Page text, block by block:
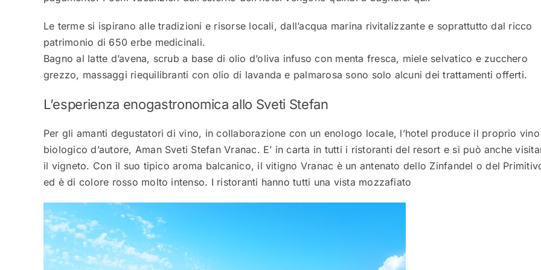
Le terme si ispirano alle tradizioni e risorse locali, dall’acqua marina rivitalizzante e soprattutto dal ricco
patrimonio di 650 erbe medicinali.
Bagno al latte d’avena, scrub a base di olio d’oliva infuso con menta fresca, miele selvatico e zucchero
grezzo, massaggi riequilibranti con olio di lavanda e palmarosa sono solo alcuni dei trattamenti offerti.
L’esperienza enogastronomica allo Sveti Stefan
Per gli amanti degustatori di vino, in collaborazione con un enologo locale, l’hotel produce il proprio vino
biologico d’autore, Aman Sveti Stefan Vranac. E’ in carta in tutti i ristoranti del resort e si può anche
il vigneto. Con il suo tipico aroma balcanico, il vitigno Vranac è un antenato dello Zinfandel o del
ed è di colore rosso molto intenso. I ristoranti hanno tutti una vista mozzafiato